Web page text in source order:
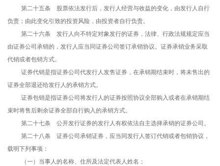
第二十五条 股票依法发行后，发行人经营与收益的变化，由发行人自行
负责；由此变化引致的投资风险，由投资者自行负责。
第二十六条 发行人向不特定对象发行的证券，法律、行政法规规定应当
由证券公司承销的，发行人应当同证券公司签订承销协议。证券承销业务采取
代销或者包销方式。
证券代销是指证券公司代发行人发售证券，在承销期结束时，将未售出的
证券全部退还给发行人的承销方式。
证券包销是指证券公司将发行人的证券按照协议全部购入或者在承销期结
束时将售后剩余证券全部自行购入的承销方式。
第二十七条 公开发行证券的发行人有权依法自主选择承销的证券公司。
第二十八条 证券公司承销证券，应当同发行人签订代销或者包销协议，
载明下列事项：
（一）当事人的名称、住所及法定代表人姓名；